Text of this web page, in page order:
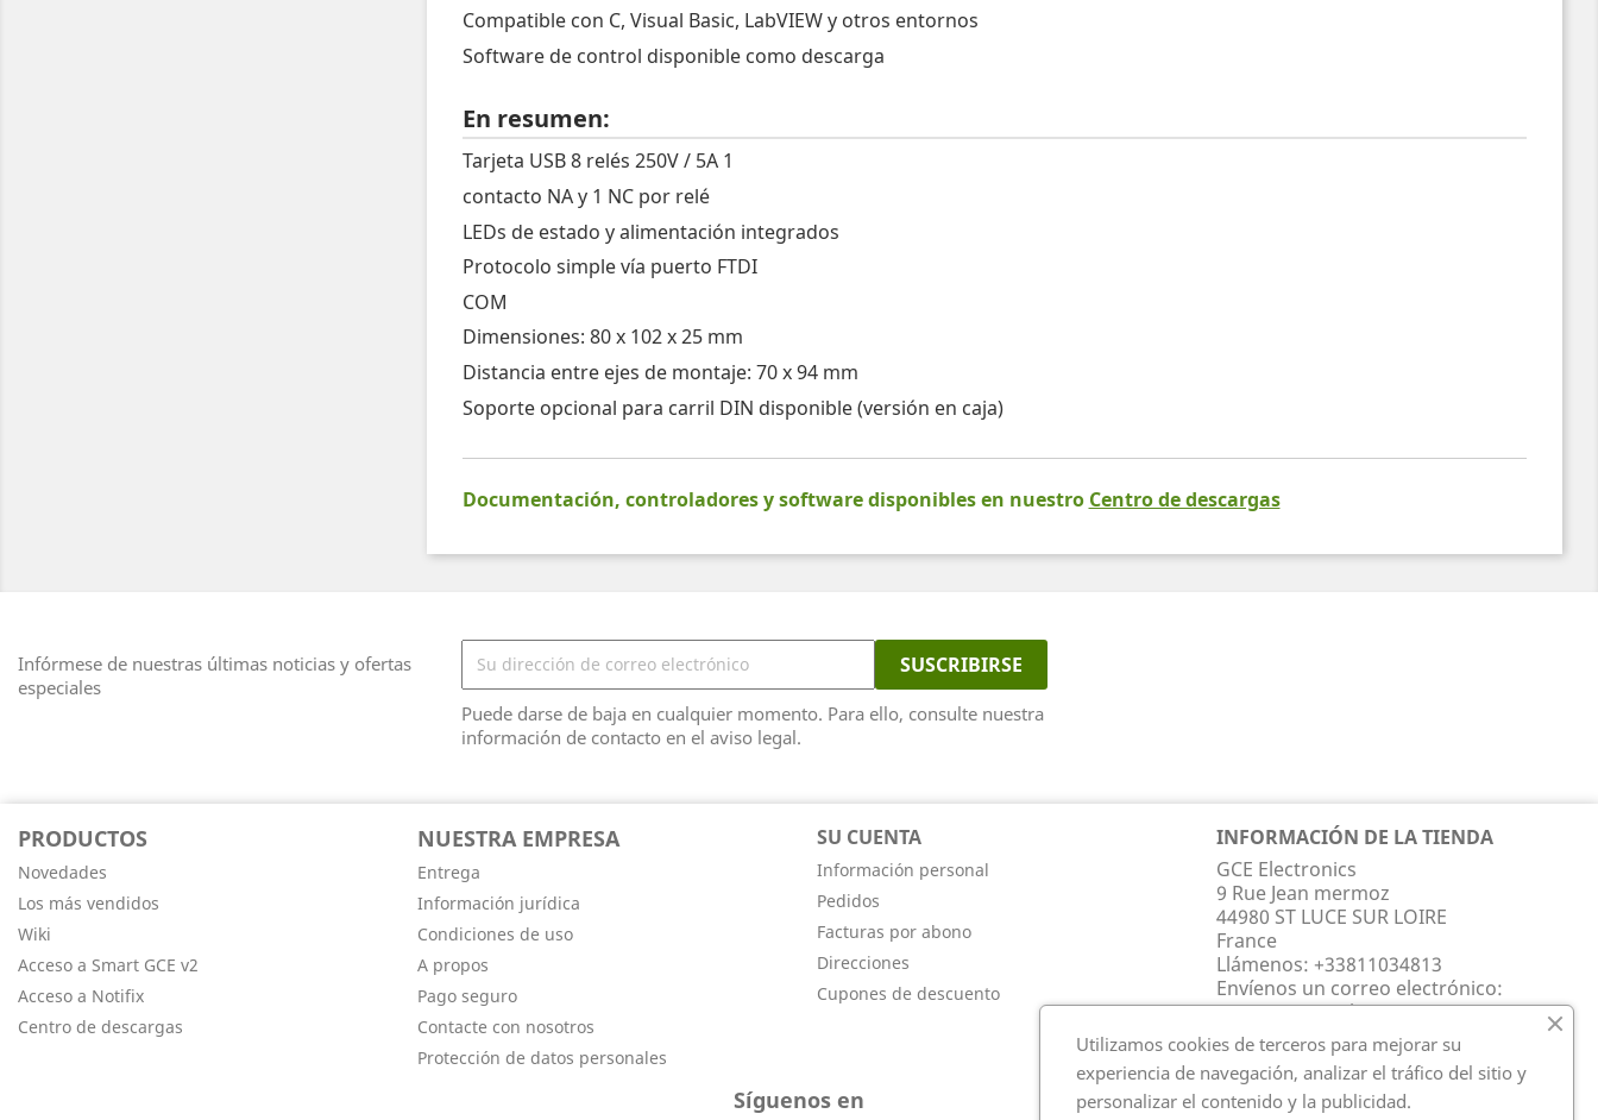
Compatible con C, Visual Basic, LabVIEW y otros entornos
Software de control disponible como descarga
En resumen:
Tarjeta USB 8 relés 250V / 5A 1
contacto NA y 1 NC por relé
LEDs de estado y alimentación integrados
Protocolo simple vía puerto FTDI
COM
Dimensiones: 80 x 102 x 25 mm
Distancia entre ejes de montaje: 70 x 94 mm
Soporte opcional para carril DIN disponible (versión en caja)
Documentación, controladores y software disponibles en nuestro Centro de descargas
Infórmese de nuestras últimas noticias y ofertas
especiales
Puede darse de baja en cualquier momento. Para ello, consulte nuestra
información de contacto en el aviso legal.
PRODUCTOS
Novedades
Los más vendidos
Wiki
Acceso a Smart GCE v2
Acceso a Notifix
Centro de descargas
NUESTRA EMPRESA
Entrega
Información jurídica
Condiciones de uso
A propos
Pago seguro
Contacte con nosotros
Protección de datos personales
SU CUENTA
Información personal
Pedidos
Facturas por abono
Direcciones
Cupones de descuento
INFORMACIÓN DE LA TIENDA
GCE Electronics
9 Rue Jean mermoz
44980 ST LUCE SUR LOIRE
France
Llámenos: +33811034813
Envíenos un correo electrónico:
contact@gce-electronics.com
Síguenos en
Utilizamos cookies de terceros para mejorar su
experiencia de navegación, analizar el tráfico del sitio y
personalizar el contenido y la publicidad.